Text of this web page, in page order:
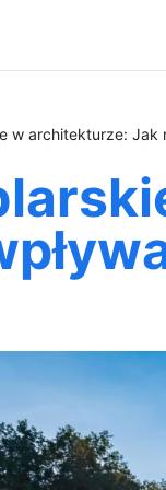
w architekturze: Jak